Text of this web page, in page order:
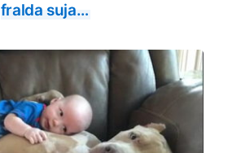
fralda suja…